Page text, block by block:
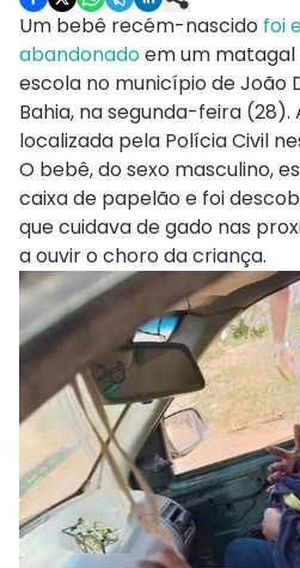
Um bebê recém-nascido foi
abandonadoem um matagal
escola no município de João
Bahia, na segunda-feira
localizada pela Polícia Civil
O bebê, do sexo masculino,
caixa de papelão e foi
que cuidava de gado nas
a ouvir o choro da criança.